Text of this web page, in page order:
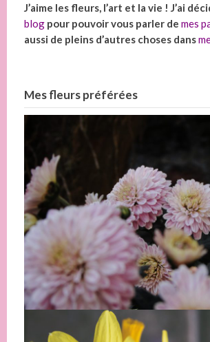
J’aime les fleurs, l’art et la vie ! J’ai
blog pour pouvoir vous parler de mes
aussi de pleins d’autres choses dans
Mes fleurs préférées